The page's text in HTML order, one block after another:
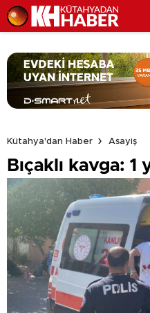
Kütahya'dan Haber
Asayiş
Bıçaklı kavga: 1